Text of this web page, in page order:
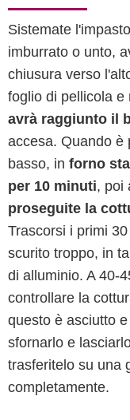
Sistemate
imburrato o unto,
chiusura verso
foglio di pellicola e
avrà raggiunto il
accesa. Quando è
basso, in forno
per 10 minuti, poi
proseguite la
Trascorsi i primi
scurito troppo, in
di alluminio. A 40-
controllare la
questo è asciutto
sfornarlo e
trasferitelo su una
completamente.